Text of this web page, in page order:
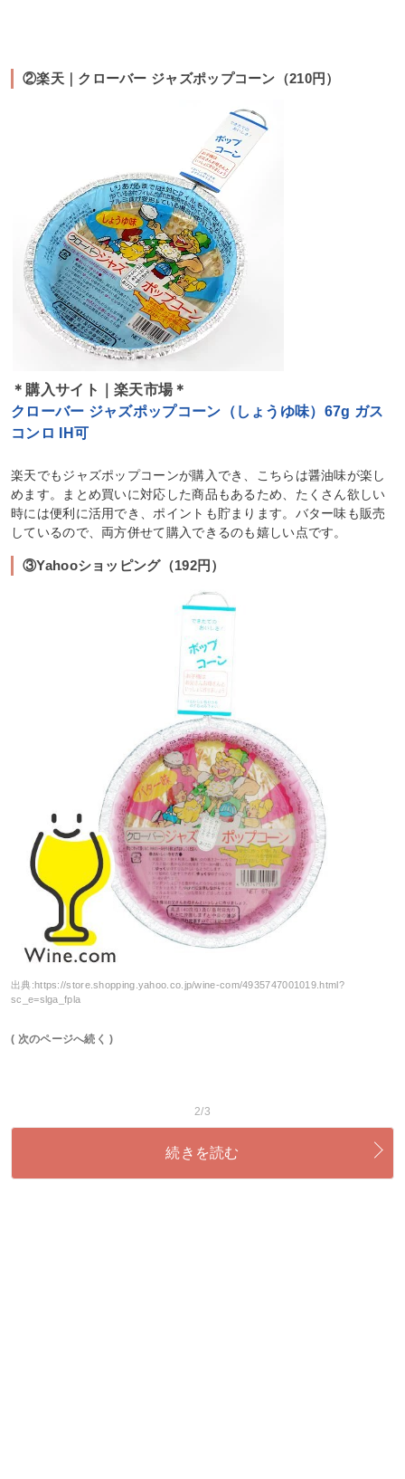
②楽天｜クローバー ジャズポップコーン（210円）
＊購入サイト｜楽天市場＊
クローバー ジャズポップコーン（しょうゆ味）67g ガス
コンロ IH可
楽天でもジャズポップコーンが購入でき、こちらは醤油味が楽し
めます。まとめ買いに対応した商品もあるため、たくさん欲しい
時には便利に活用でき、ポイントも貯まります。バター味も販売
しているので、両方併せて購入できるのも嬉しい点です。
③Yahooショッピング（192円）
出典:https://store.shopping.yahoo.co.jp/wine-com/4935747001019.html?
sc_e=slga_fpla
( 次のページへ続く )
2/3
続きを読む